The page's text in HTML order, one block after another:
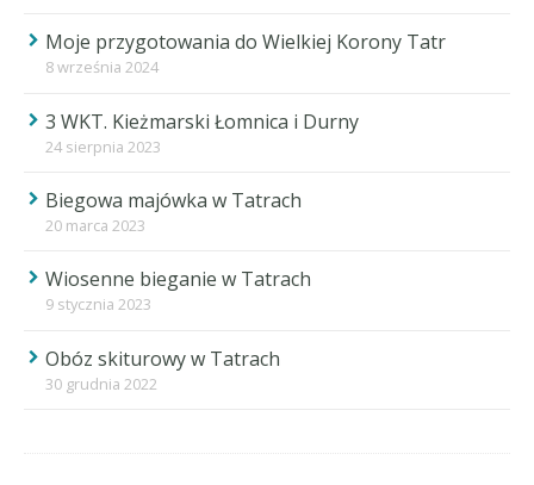
Moje przygotowania do Wielkiej Korony Tatr
8 września 2024
3 WKT. Kieżmarski Łomnica i Durny
24 sierpnia 2023
Biegowa majówka w Tatrach
20 marca 2023
Wiosenne bieganie w Tatrach
9 stycznia 2023
Obóz skiturowy w Tatrach
30 grudnia 2022